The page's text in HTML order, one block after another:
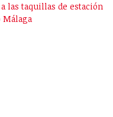
las taquillas de estación
Málaga